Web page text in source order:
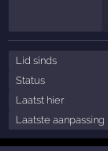
Lid sinds
Status
Laatst hier
Laatste aanpassing